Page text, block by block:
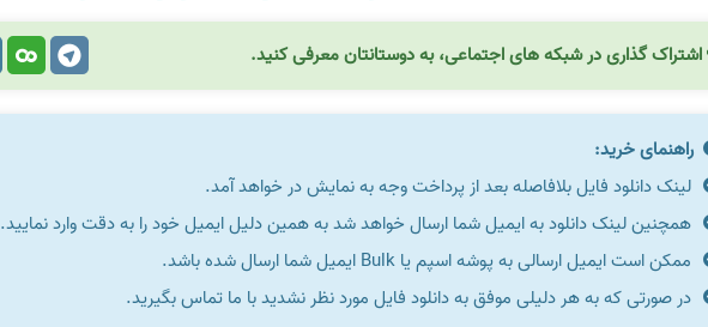
اشتراک گذاری در شبکه های اجتماعی، به دوستانتان معرفی کنید.
راهنمای خرید:
لینک دانلود فایل بلافاصله بعد از پرداخت وجه به نمایش در خواهد آمد.
همچنین لینک دانلود به ایمیل شما ارسال خواهد شد به همین دلیل ایمیل خود را به دقت وارد نمایید.
ممکن است ایمیل ارسالی به پوشه اسپم یا Bulk ایمیل شما ارسال شده باشد.
در صورتی که به هر دلیلی موفق به دانلود فایل مورد نظر نشدید با ما تماس بگیرید.